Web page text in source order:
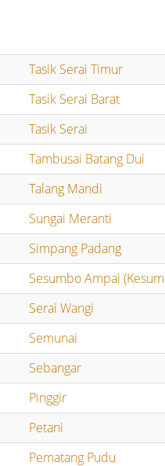
Tasik Serai Timur
Tasik Serai Barat
Tasik Serai
Tambusai Batang Dui
Talang Mandi
Sungai Meranti
Simpang Padang
Sesumbo Ampai
Serai Wangi
Semunai
Sebangar
Pinggir
Petani
Pematang Pudu